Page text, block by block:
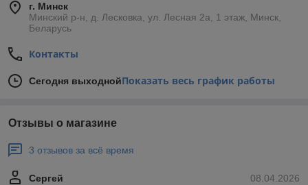
г. Минск
Минский р-н, д. Лесковка, ул. Лесная 2а, 1 этаж, Минск,
Беларусь
Контакты
Сегодня выходнойПоказать весь график работы
Отзывы о магазине
3 отзывов за всё время
08.04.2026
Сергей